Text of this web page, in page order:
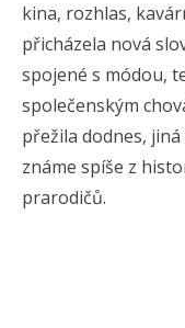
kina, rozhlas,
přicházela nová
spojené s módou,
společenským
přežila dodnes,
známe spíše z
prarodičů.